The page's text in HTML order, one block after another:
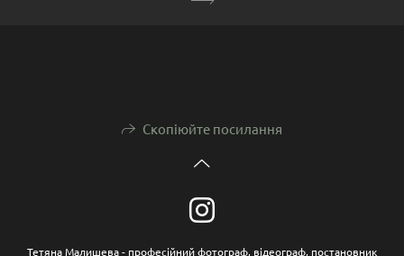
Скопіюйте посилання
Тетяна Малишева - професійний фотограф, відеограф, постановник